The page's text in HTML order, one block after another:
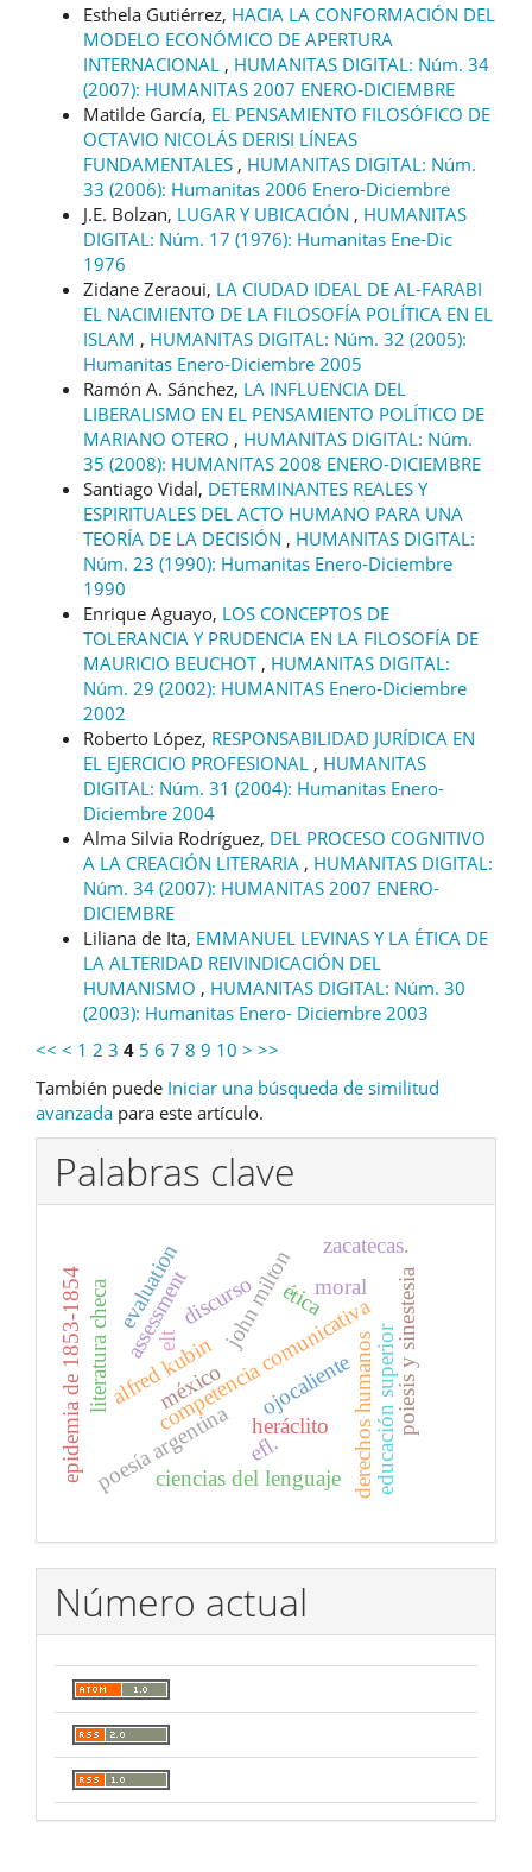
Esthela Gutiérrez, HACIA LA CONFORMACIÓN DEL
MODELO ECONÓMICO DE APERTURA
INTERNACIONAL , HUMANITAS DIGITAL: Núm. 34
(2007): HUMANITAS 2007 ENERO-DICIEMBRE
Matilde García, EL PENSAMIENTO FILOSÓFICO DE
OCTAVIO NICOLÁS DERISI LÍNEAS
FUNDAMENTALES , HUMANITAS DIGITAL: Núm.
33 (2006): Humanitas 2006 Enero-Diciembre
J.E. Bolzan, LUGAR Y UBICACIÓN , HUMANITAS
DIGITAL: Núm. 17 (1976): Humanitas Ene-Dic
1976
Zidane Zeraoui, LA CIUDAD IDEAL DE AL-FARABI
EL NACIMIENTO DE LA FILOSOFÍA POLÍTICA EN EL
ISLAM , HUMANITAS DIGITAL: Núm. 32 (2005):
Humanitas Enero-Diciembre 2005
Ramón A. Sánchez, LA INFLUENCIA DEL
LIBERALISMO EN EL PENSAMIENTO POLÍTICO DE
MARIANO OTERO , HUMANITAS DIGITAL: Núm.
35 (2008): HUMANITAS 2008 ENERO-DICIEMBRE
Santiago Vidal, DETERMINANTES REALES Y
ESPIRITUALES DEL ACTO HUMANO PARA UNA
TEORÍA DE LA DECISIÓN , HUMANITAS DIGITAL:
Núm. 23 (1990): Humanitas Enero-Diciembre
1990
Enrique Aguayo, LOS CONCEPTOS DE
TOLERANCIA Y PRUDENCIA EN LA FILOSOFÍA DE
MAURICIO BEUCHOT , HUMANITAS DIGITAL:
Núm. 29 (2002): HUMANITAS Enero-Diciembre
2002
Roberto López, RESPONSABILIDAD JURÍDICA EN
EL EJERCICIO PROFESIONAL , HUMANITAS
DIGITAL: Núm. 31 (2004): Humanitas Enero-
Diciembre 2004
Alma Silvia Rodríguez, DEL PROCESO COGNITIVO
A LA CREACIÓN LITERARIA , HUMANITAS DIGITAL:
Núm. 34 (2007): HUMANITAS 2007 ENERO-
DICIEMBRE
Liliana de Ita, EMMANUEL LEVINAS Y LA ÉTICA DE
LA ALTERIDAD REIVINDICACIÓN DEL
HUMANISMO , HUMANITAS DIGITAL: Núm. 30
(2003): Humanitas Enero- Diciembre 2003
<< < 1 2 3 4 5 6 7 8 9 10 > >>
También puede Iniciar una búsqueda de similitud
avanzada para este artículo.
Palabras clave
discurso
competencia comunicativaeducación superior
heráclito
john milton
poesía argentina derechos humanos
éticamoral
méxico
alfred kubin
literatura checaassessment
evaluation
elt
efl.
ciencias del lenguaje
poiesis y sinestesia
ojocaliente
zacatecas.
epidemia de 1853-1854
Número actual